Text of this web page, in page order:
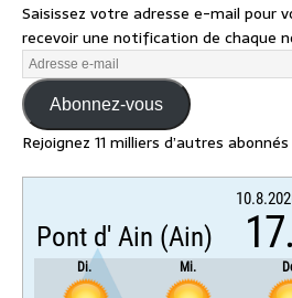
Saisissez votre adresse e-mail pour
recevoir une notification de chaque
Abonnez-vous
Rejoignez 11 milliers d’autres abonnés